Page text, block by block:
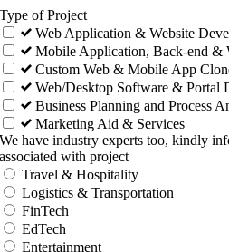
Type of Project
Web Application & Website
Mobile Application, Back-end &
Custom Web & Mobile App
Web/Desktop Software & Portal
Business Planning and Process
Marketing Aid & Services
We have industry experts too, kindly
associated with project
Travel & Hospitality
Logistics & Transportation
FinTech
EdTech
Entertainment